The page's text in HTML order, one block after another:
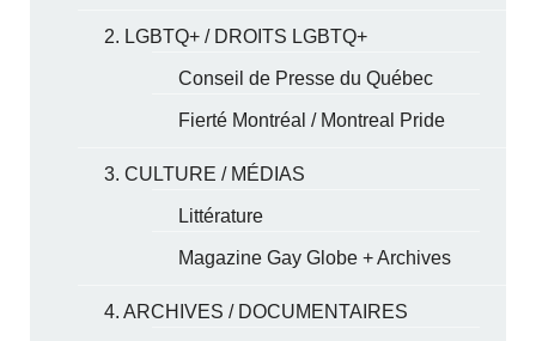
2. LGBTQ+ / DROITS LGBTQ+
Conseil de Presse du Québec
Fierté Montréal / Montreal Pride
3. CULTURE / MÉDIAS
Littérature
Magazine Gay Globe + Archives
4. ARCHIVES / DOCUMENTAIRES